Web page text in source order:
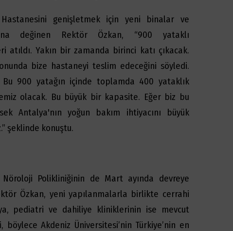
Hastanesini genişletmek için yeni binalar ve
değinen Rektör Özkan, “900 yataklı
atıldı. Yakın bir zamanda birinci katı çıkacak.
bize hastaneyi teslim edeceğini söyledi.
900 yatağın içinde toplamda 400 yataklık
olacak. Bu büyük bir kapasite. Eğer biz bu
Antalya'nın yoğun bakım ihtiyacını büyük
şeklinde konuştu.
Nöroloji Polikliniğinin de Mart ayında devreye
Özkan, yeni yapılanmalarla birlikte cerrahi
pediatri ve dahiliye kliniklerinin ise mevcut
böylece Akdeniz Üniversitesi’nin Türkiye’nin en